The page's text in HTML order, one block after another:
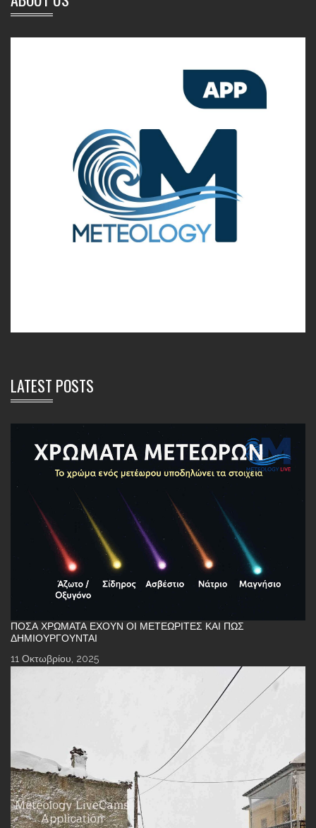
LATEST POSTS
ΠΌΣΑ ΧΡΏΜΑΤΑ ΈΧΟΥΝ ΟΙ ΜΕΤΕΩΡΊΤΕΣ ΚΑΙ ΠΏΣ
ΔΗΜΙΟΥΡΓΟΎΝΤΑΙ
11 Οκτωβρίου, 2025